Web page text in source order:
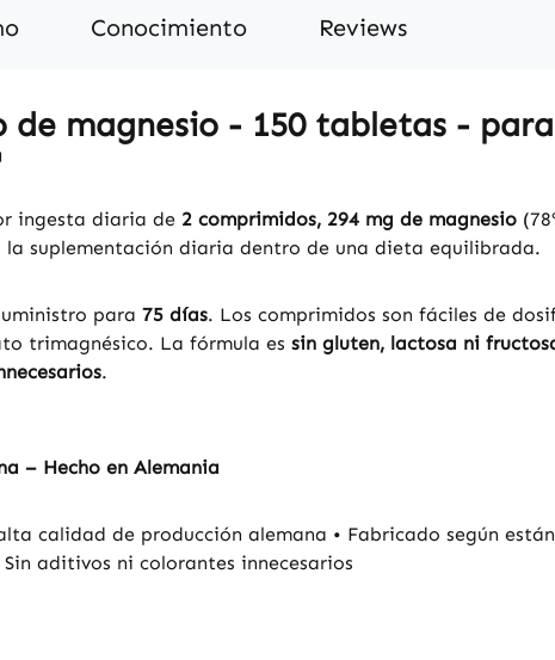
Conocimiento Reviews
magnesio - 150 tabletas - para
ingesta diaria de 2 comprimidos, 294 mg de magnesio
suplementación diaria dentro de una dieta equilibrada.
para 75 días. Los comprimidos son fáciles de
trimagnésico. La fórmula es sin gluten, lactosa ni
.
– Hecho en Alemania
calidad de producción alemana • Fabricado según
aditivos ni colorantes innecesarios